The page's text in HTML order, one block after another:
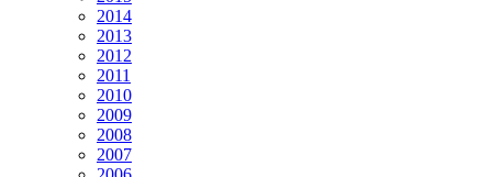
2014
2013
2012
2011
2010
2009
2008
2007